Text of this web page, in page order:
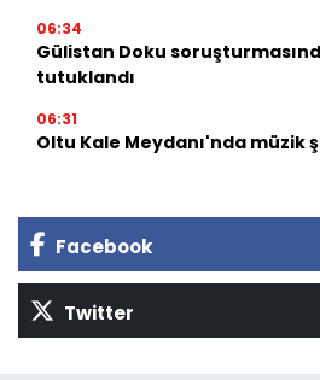
06:34
Gülistan Doku
tutuklandı
06:31
Oltu Kale Meydanı'nda müzik
Facebook
Twitter